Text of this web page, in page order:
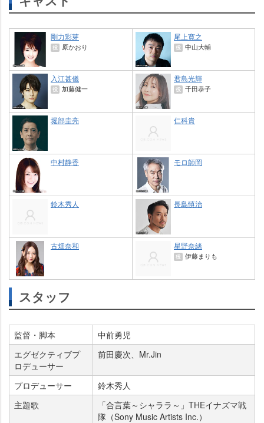
剛力彩芽
役 原かおり
尾上寛之
役 中山大輔
入江甚儀
役 加藤健一
君島光輝
役 千田恭子
堀部圭亮 仁科貴
中村静香 モロ師岡
鈴木秀人 長島慎治
古畑奈和 星野奈緒
役 伊藤まりも
スタッフ
監督・脚本
中前勇児
エグゼクティブプ
ロデューサー
前田慶次、Mr.Jin
プロデューサー
鈴木秀人
主題歌
「合言葉～シャララ～」THEイナズマ戦
隊（Sony Music Artists Inc.）